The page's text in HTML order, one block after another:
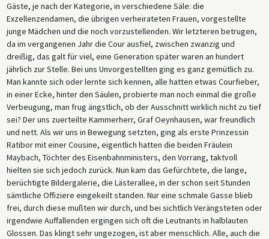
Gäste, je nach der Kategorie, in verschiedene Säle: die
Exzellenzendamen, die übrigen verheirateten Frauen, vorgestellte
junge Mädchen und die noch vorzustellenden. Wir letzteren betrugen,
da im vergangenen Jahr die Cour ausfiel, zwischen zwanzig und
dreißig, das galt für viel, eine Generation später waren an hundert
jährlich zur Stelle. Bei uns Unvorgestellten ging es ganz gemütlich zu.
Man kannte sich oder lernte sich kennen, alle hatten etwas Courfieber,
in einer Ecke, hinter den Säulen, probierte man noch einmal die große
Verbeugung, man frug ängstlich, ob der Ausschnitt wirklich nicht zu tief
sei? Der uns zuerteilte Kammerherr, Graf Oeynhausen, war freundlich
und nett. Als wir uns in Bewegung setzten, ging als erste Prinzessin
Ratibor mit einer Cousine, eigentlich hatten die beiden Fräulein
Maybach, Töchter des Eisenbahnministers, den Vorrang, taktvoll
hielten sie sich jedoch zurück. Nun kam das Gefürchtete, die lange,
berüchtigte Bildergalerie, die Lästerallee, in der schon seit Stunden
sämtliche Offiziere eingekeilt standen. Nur eine schmale Gasse blieb
frei, durch diese mußten wir durch, und bei sichtlich Verängsteten oder
irgendwie Auffallenden ergingen sich oft die Leutnants in halblauten
Glossen. Das klingt sehr ungezogen, ist aber menschlich. Alle, auch die